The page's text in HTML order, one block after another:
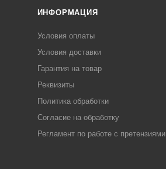
ИНФОРМАЦИЯ
Условия оплаты
Условия доставки
Гарантия на товар
Реквизиты
Политика обработки
Согласие на обработку
Регламент по работе с претензиями